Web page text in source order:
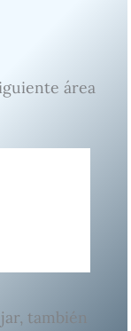
área
también